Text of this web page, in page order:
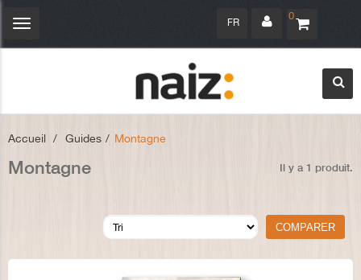
0
FR
Navigation
Accueil > Guides > Montagne
Montagne Il y a 1 produit.